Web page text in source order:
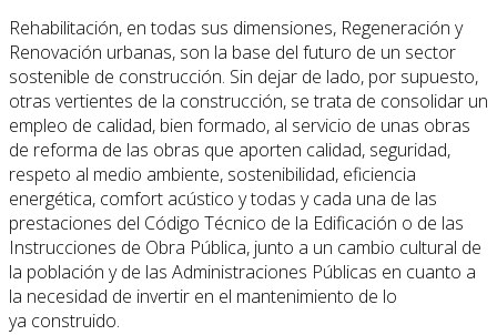
Rehabilitación, en todas sus dimensiones, Regeneración y
Renovación urbanas, son la base del futuro de un sector
sostenible de construcción. Sin dejar de lado, por supuesto,
otras vertientes de la construcción, se trata de consolidar un
empleo de calidad, bien formado, al servicio de unas obras
de reforma de las obras que aporten calidad, seguridad,
respeto al medio ambiente, sostenibilidad, eficiencia
energética, comfort acústico y todas y cada una de las
prestaciones del Código Técnico de la Edificación o de las
Instrucciones de Obra Pública, junto a un cambio cultural de
la población y de las Administraciones Públicas en cuanto a
la necesidad de invertir en el mantenimiento de lo
ya construido.